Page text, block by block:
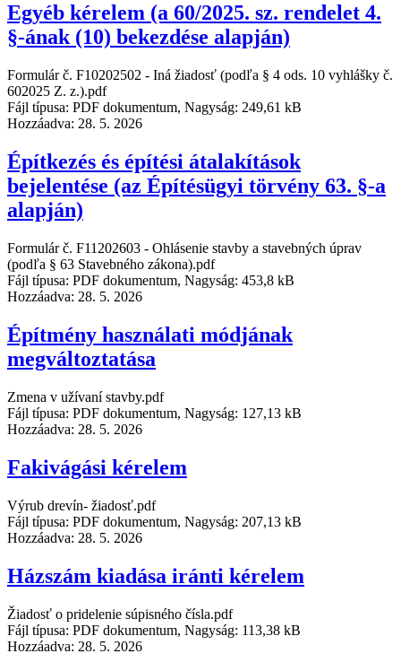
Egyéb kérelem (a 60/2025. sz. rendelet 4.
§-ának (10) bekezdése alapján)
Formulár č. F10202502 - Iná žiadosť (podľa § 4 ods. 10 vyhlášky č.
602025 Z. z.).pdf
Fájl típusa: PDF dokumentum, Nagyság: 249,61 kB
Hozzáadva: 28. 5. 2026
Építkezés és építési átalakítások
bejelentése (az Építésügyi törvény 63. §-a
alapján)
Formulár č. F11202603 - Ohlásenie stavby a stavebných úprav
(podľa § 63 Stavebného zákona).pdf
Fájl típusa: PDF dokumentum, Nagyság: 453,8 kB
Hozzáadva: 28. 5. 2026
Építmény használati módjának
megváltoztatása
Zmena v užívaní stavby.pdf
Fájl típusa: PDF dokumentum, Nagyság: 127,13 kB
Hozzáadva: 28. 5. 2026
Fakivágási kérelem
Výrub drevín- žiadosť.pdf
Fájl típusa: PDF dokumentum, Nagyság: 207,13 kB
Hozzáadva: 28. 5. 2026
Házszám kiadása iránti kérelem
Žiadosť o pridelenie súpisného čísla.pdf
Fájl típusa: PDF dokumentum, Nagyság: 113,38 kB
Hozzáadva: 28. 5. 2026